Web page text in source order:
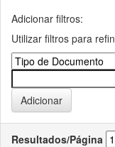
Adicionar filtros:
Utilizar filtros para
Resultados/Página